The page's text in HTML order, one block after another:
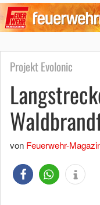
Projekt Evolonic
von Feuerwehr-